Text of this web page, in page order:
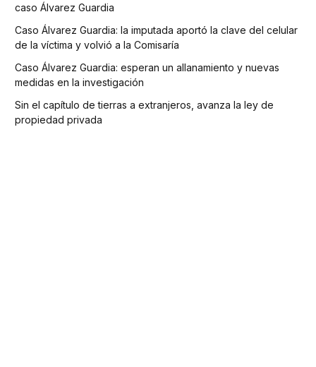
caso Álvarez Guardia
Caso Álvarez Guardia: la imputada aportó la clave del celular
de la víctima y volvió a la Comisaría
Caso Álvarez Guardia: esperan un allanamiento y nuevas
medidas en la investigación
Sin el capítulo de tierras a extranjeros, avanza la ley de
propiedad privada